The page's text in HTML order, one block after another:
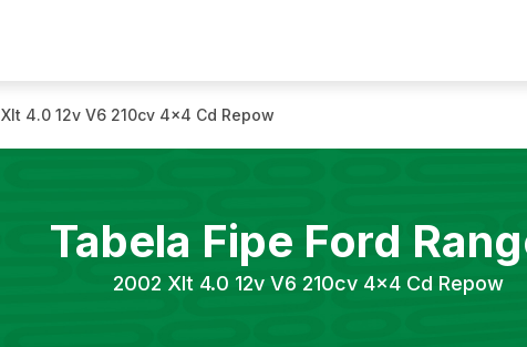
Xlt 4.0 12v V6 210cv 4x4 Cd Repow
Tabela Fipe Ford
2002 Xlt 4.0 12v V6 210cv 4x4 Cd Repow